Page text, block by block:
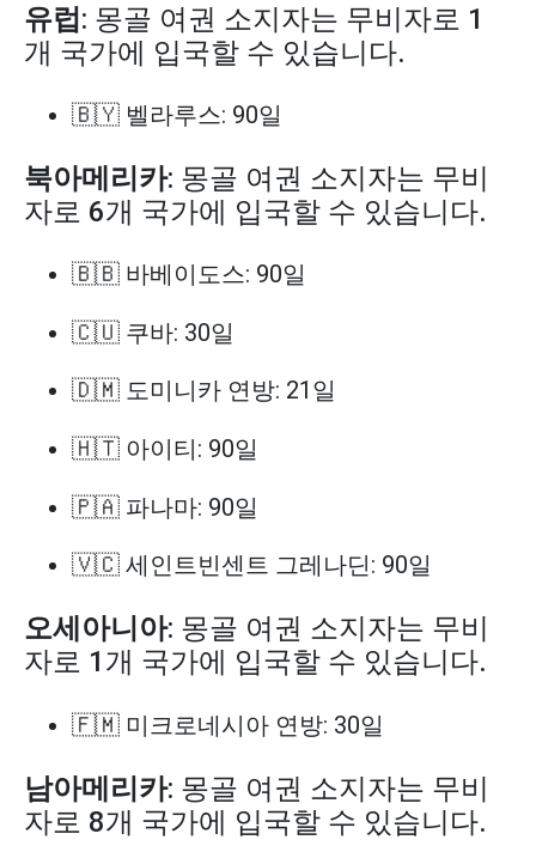
유럽 : 몽골 여권 소지자는 무비자로 1
개 국가에 입국할 수 있습니다.
🇧🇾 벨라루스: 90일
북아메리카: 몽골 여권 소지자는 무비
자로 6개 국가에 입국할 수 있습니다.
🇧🇧 바베이도스: 90일
🇨🇺 쿠바: 30일
🇩🇲 도미니카 연방: 21일
🇭🇹 아이티: 90일
🇵🇦 파나마: 90일
🇻🇨 세인트빈센트 그레나딘: 90일
오세아니아: 몽골 여권 소지자는 무비
자로 1개 국가에 입국할 수 있습니다.
🇫🇲 미크로네시아 연방: 30일
남아메리카: 몽골 여권 소지자는 무비
자로 8개 국가에 입국할 수 있습니다.